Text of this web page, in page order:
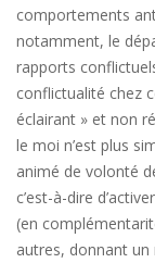
comportements
notamment, le
rapports
conflictualité chez
éclairant » et non
le moi n’est plus
animé de volonté
c’est-à-dire
(en
autres, donnant un